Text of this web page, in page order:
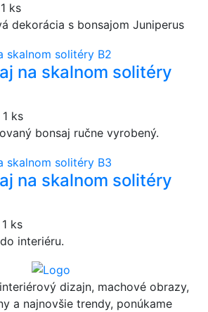
ks
dekorácia s bonsajom Juniperus
na skalnom solitéry
ks
bonsaj ručne vyrobený.
na skalnom solitéry
ks
interiéru.
dizajn, machové obrazy,
a najnovšie trendy, ponúkame